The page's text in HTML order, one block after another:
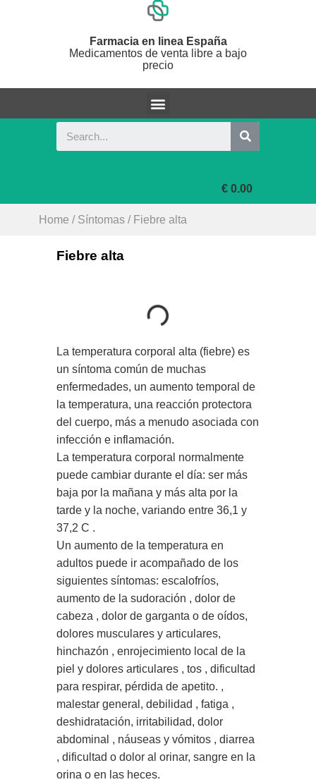
Farmacia en linea España
Medicamentos de venta libre a bajo
precio
€ 0.00
Home / Síntomas / Fiebre alta
Fiebre alta
La temperatura corporal alta (fiebre) es
un síntoma común de muchas
enfermedades, un aumento temporal de
la temperatura, una reacción protectora
del cuerpo, más a menudo asociada con
infección e inflamación.
La temperatura corporal normalmente
puede cambiar durante el día: ser más
baja por la mañana y más alta por la
tarde y la noche, variando entre 36,1 y
37,2 C .
Un aumento de la temperatura en
adultos puede ir acompañado de los
siguientes síntomas: escalofríos,
aumento de la sudoración , dolor de
cabeza , dolor de garganta o de oídos,
dolores musculares y articulares,
hinchazón , enrojecimiento local de la
piel y dolores articulares , tos , dificultad
para respirar, pérdida de apetito. ,
malestar general, debilidad , fatiga ,
deshidratación, irritabilidad, dolor
abdominal , náuseas y vómitos , diarrea
, dificultad o dolor al orinar, sangre en la
orina o en las heces.